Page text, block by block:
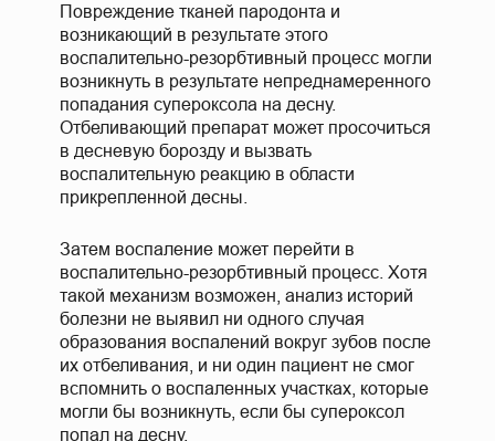
Затем воспаление может перейти в
воспалительно-резорбтивный процесс. Хотя
такой механизм возможен, анализ историй
болезни не выявил ни одного случая
образования воспалений вокруг зубов после
их отбеливания, и ни один пациент не смог
вспомнить о воспаленных участках, которые
могли бы возникнуть, если бы супероксол
попал на десну.
Повреждение тканей пародонта и
возникающий в результате этого
воспалительно-резорбтивный процесс могли
возникнуть в результате непреднамеренного
попадания супероксола на десну.
Отбеливающий препарат может просочиться
в десневую борозду и вызвать
воспалительную реакцию в области
прикрепленной десны.